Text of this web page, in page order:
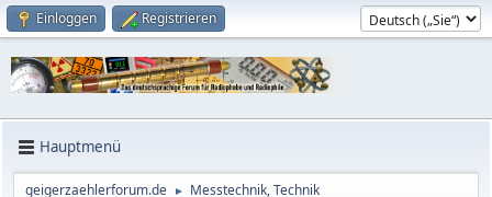
Einloggen Registrieren
Hauptmenü
geigerzaehlerforum.de ► Messtechnik, Technik